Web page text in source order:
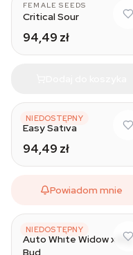
FEMALE SEEDS
Critical Sour
94,49 zł
NIEDOSTĘPNY
FEMALE SEEDS
Easy Sativa
94,49 zł
Powiadom mnie
NIEDOSTĘPNY
FEMALE SEEDS
Auto White Widow x Big
Bud